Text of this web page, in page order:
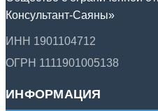
Консультант-Саяны»
ИНН 1901104712
ОГРН 1111901005138
ИНФОРМАЦИЯ